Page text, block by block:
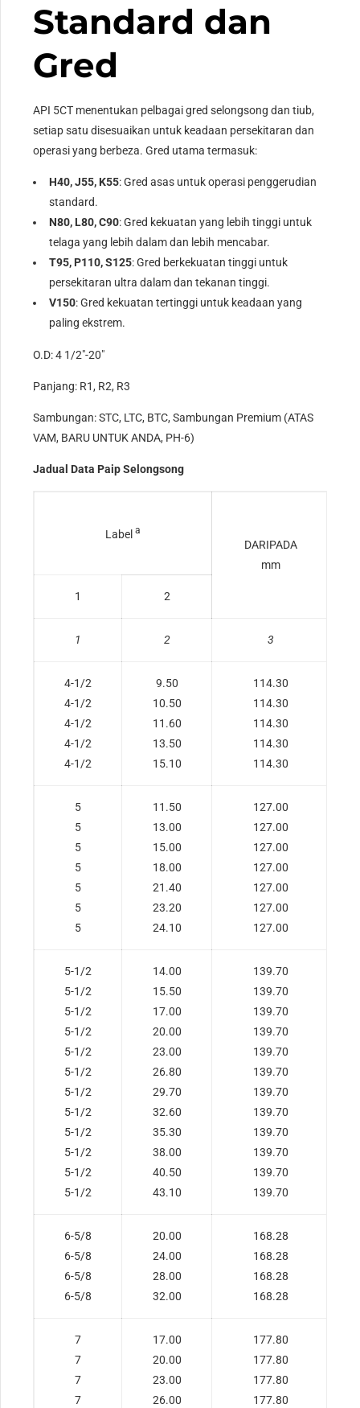
Standard dan
Gred
API 5CT menentukan pelbagai gred selongsong dan tiub,
setiap satu disesuaikan untuk keadaan persekitaran dan
operasi yang berbeza. Gred utama termasuk:
H40, J55, K55: Gred asas untuk operasi penggerudian
standard.
N80, L80, C90: Gred kekuatan yang lebih tinggi untuk
telaga yang lebih dalam dan lebih mencabar.
T95, P110, S125: Gred berkekuatan tinggi untuk
persekitaran ultra dalam dan tekanan tinggi.
V150: Gred kekuatan tertinggi untuk keadaan yang
paling ekstrem.
O.D: 4 1/2″-20″
Panjang: R1, R2, R3
Sambungan: STC, LTC, BTC, Sambungan Premium (ATAS
VAM, BARU UNTUK ANDA, PH-6)
Jadual Data Paip Selongsong
Labela
DARIPADA
mm
1 2
1 2 3
4-1/2
4-1/2
4-1/2
4-1/2
4-1/2
9.50
10.50
11.60
13.50
15.10
114.30
114.30
114.30
114.30
114.30
5
5
5
5
5
5
5
11.50
13.00
15.00
18.00
21.40
23.20
24.10
127.00
127.00
127.00
127.00
127.00
127.00
127.00
5-1/2
5-1/2
5-1/2
5-1/2
5-1/2
5-1/2
5-1/2
5-1/2
5-1/2
5-1/2
5-1/2
5-1/2
14.00
15.50
17.00
20.00
23.00
26.80
29.70
32.60
35.30
38.00
40.50
43.10
139.70
139.70
139.70
139.70
139.70
139.70
139.70
139.70
139.70
139.70
139.70
139.70
6-5/8
6-5/8
6-5/8
6-5/8
20.00
24.00
28.00
32.00
168.28
168.28
168.28
168.28
7
7
7
7
17.00
20.00
23.00
26.00
177.80
177.80
177.80
177.80